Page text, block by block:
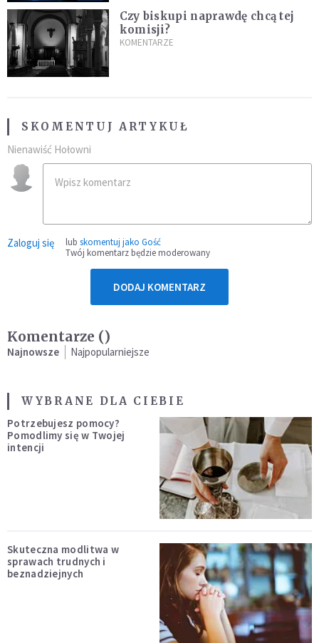
Czy biskupi naprawdę chcą tej
komisji?
KOMENTARZE
SKOMENTUJ ARTYKUŁ
Nienawiść Hołowni
Zaloguj się lub skomentuj jako Gość
Twój komentarz będzie moderowany
DODAJ KOMENTARZ
Komentarze ()
Najnowsze Najpopularniejsze
WYBRANE DLA CIEBIE
Potrzebujesz pomocy?
Pomodlimy się w Twojej
intencji
Skuteczna modlitwa w
sprawach trudnych i
beznadziejnych